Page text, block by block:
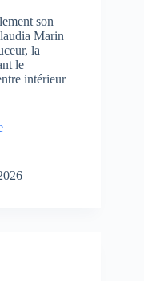
son
Marin
la
le
intérieur